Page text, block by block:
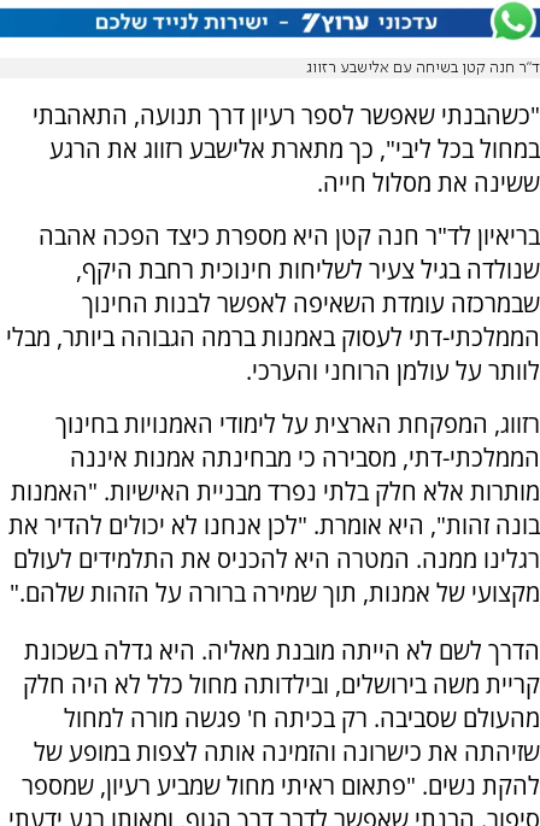
ד”ר חנה קטן בשיחה עם אלישבע רזווג
"כשהבנתי שאפשר לספר רעיון דרך תנועה, התאהבתי
במחול בכל ליבי", כך מתארת אלישבע רזווג את הרגע
ששינה את מסלול חייה.
בריאיון לד"ר חנה קטן היא מספרת כיצד הפכה אהבה
שנולדה בגיל צעיר לשליחות חינוכית רחבת היקף,
שבמרכזה עומדת השאיפה לאפשר לבנות החינוך
הממלכתי-דתי לעסוק באמנות ברמה הגבוהה ביותר, מבלי
לוותר על עולמן הרוחני והערכי.
רזווג, המפקחת הארצית על לימודי האמנויות בחינוך
הממלכתי-דתי, מסבירה כי מבחינתה אמנות איננה
מותרות אלא חלק בלתי נפרד מבניית האישיות. "האמנות
בונה זהות", היא אומרת. "לכן אנחנו לא יכולים להדיר את
רגלינו ממנה. המטרה היא להכניס את התלמידים לעולם
מקצועי של אמנות, תוך שמירה ברורה על הזהות שלהם."
הדרך לשם לא הייתה מובנת מאליה. היא גדלה בשכונת
קריית משה בירושלים, ובילדותה מחול כלל לא היה חלק
מהעולם שסביבה. רק בכיתה ח' פגשה מורה למחול
שזיהתה את כישרונה והזמינה אותה לצפות במופע של
להקת נשים. "פתאום ראיתי מחול שמביע רעיון, שמספר